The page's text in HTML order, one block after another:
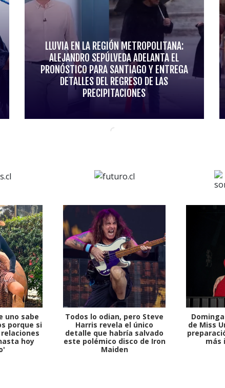
LLUVIA EN LA REGIÓN METROPOLITANA:
ALEJANDRO SEPÚLVEDA ADELANTA EL
PRONÓSTICO PARA SANTIAGO Y ENTREGA
DETALLES DEL REGRESO DE LAS
PRECIPITACIONES
uno sabe
porque si
hoy
Todos lo odian, pero Steve
Harris revela el único
detalle que habría salvado
este polémico disco de Iron
Maiden
de Miss
más
1997 — 2026
© PRISA MEDIA CORP SPA.
Producción musical Cadena Ser, España 2026.
CONTACTO COMERCIAL
Aviso legal